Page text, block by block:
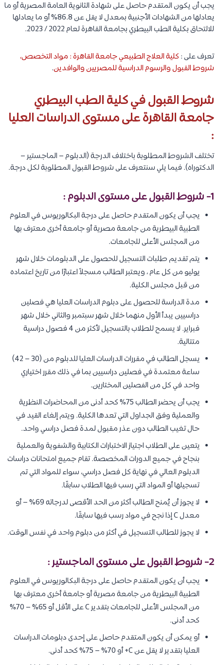
يجب أن يكون المتقدم حاصل على شهادة الثانوية العامة المصرية أو ما
يعادلها من الشهادات الأجنبية بمعدل لا يقل عن 86.8% أو ما يعادلها
للالتحاق بكلية الطب البيطري بجامعة القاهرة لعام 2022 / 2023.
تعرف على : كلية العلاج الطبيعي جامعة القاهرة : مواد التخصص،
شروط القبول والرسوم الدراسية للمصريين والوافدين.
شروط القبول في كلية الطب البيطري
جامعة القاهرة على مستوى الدراسات العليا
:
تختلف الشروط المطلوبة باختلاف الدرجة (الدبلوم – الماجستير –
الدكتوراه). فيما يلي سنتعرف على شروط القبول المطلوبة لكل درجة.
1- شروط القبول على مستوى الدبلوم :
يجب أن يكون المتقدم حاصل على درجة البكالوريوس في العلوم
الطبية البيطرية من جامعة مصرية أو جامعة أخرى معترف بها
من المجلس الأعلى للجامعات.
يتم تقديم طلبات التسجيل للحصول على الدبلومات خلال شهر
يوليو من كل عام ، ويعتبر الطالب مسجلاً اعتبارًا من تاريخ اعتماده
من قبل مجلس الكلية.
مدة الدراسة للحصول على دبلوم الدراسات العليا هي فصلين
دراسيين يبدأ الأول منهما خلال شهر سبتمبر والثاني خلال شهر
فبراير. لا يسمح للطلاب بالتسجيل لأكثر من 4 فصول دراسية
متتالية.
يسجل الطالب في مقررات الدراسات العليا للدبلوم من (30 – 42)
ساعة معتمدة في فصلين دراسيين بما في ذلك مقرر اختياري
واحد في كل من الفصلين المختارين.
يجب أن يحضر الطالب 75% كحد أدنى من المحاضرات النظرية
والعمليةوفق الجداول التي تعدها الكلية. ويتم إلغاء القيدفي
حال تغيب الطالب دون عذر مقبول لمدة فصل دراسي واحد.
يتعين على الطلاب اجتياز الاختبارات الكتابية والشفوية والعملية
بنجاح في جميع الدورات المخصصة. تقام جميع امتحانات دراسات
الدبلوم العالي في نهاية كل فصل دراسي، سواء للمواد التي تم
تسجيلها أو المواد التي رسب فيها الطلاب سابقًا.
لا يجوز أن يُمنح الطالب أكثر من الحد الأقصى لدرجاته 69% – أو
معدل C إذا نجح في مواد رسب فيها سابقًا.
لا يجوز للطالب التسجيل في أكثر من دبلوم واحد في نفس الوقت.
2- شروط القبول على مستوى الماجستير :
يجب أن يكون المتقدم حاصل على درجة البكالوريوس في العلوم
الطبية البيطرية من جامعة مصرية أو جامعة أخرى معترف بها
من المجلس الأعلى للجامعات بتقدير C على الأقل أو 65% – 70%
كحد أدنى.
أو يمكن أن يكون المتقدم حاصل على إحدى دبلومات الدراسات
العليا بتقدير لا يقل عن C+ أو 70% – 75% كحد أدنى.